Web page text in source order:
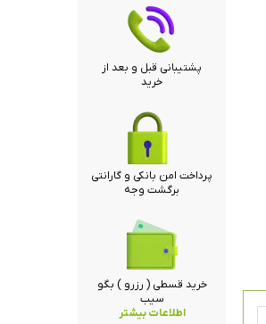
پشتیبانی قبل و بعد از
خرید
خرید قسطی ( رزرو ) بگو
سیب
اطلاعات بیشتر
پرداخت امن بانکی و گارانتی
برگشت وجه